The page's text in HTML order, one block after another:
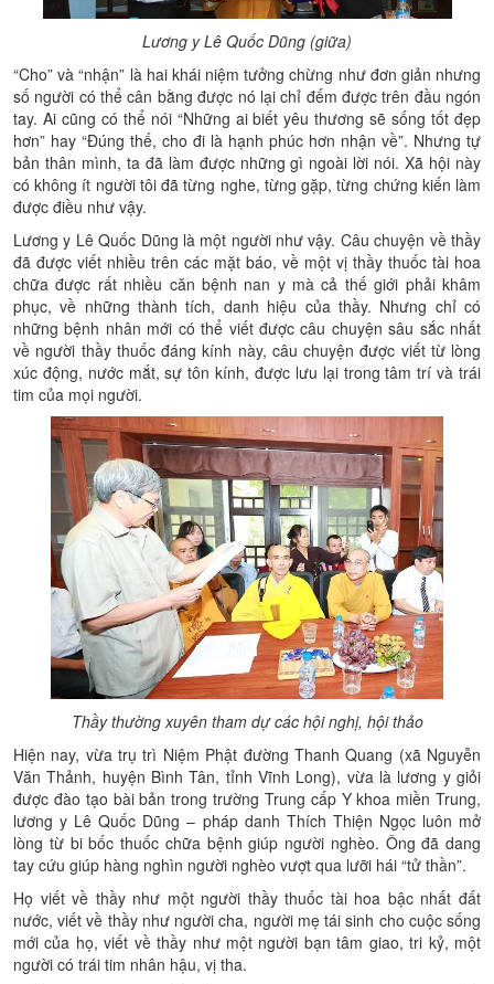
Lương y Lê Quốc Dũng (giữa)
“Cho” và “nhận” là hai khái niệm tưởng chừng như đơn giản nhưng
số người có thể cân bằng được nó lại chỉ đếm được trên đầu ngón
tay. Ai cũng có thể nói “Những ai biết yêu thương sẽ sống tốt đẹp
hơn” hay “Đúng thế, cho đi là hạnh phúc hơn nhận về”. Nhưng tự
bản thân mình, ta đã làm được những gì ngoài lời nói. Xã hội này
có không ít người tôi đã từng nghe, từng gặp, từng chứng kiến làm
được điều như vậy.
Lương y Lê Quốc Dũng là một người như vậy. Câu chuyện về thầy
đã được viết nhiều trên các mặt báo, về một vị thầy thuốc tài hoa
chữa được rất nhiều căn bệnh nan y mà cả thế giới phải khâm
phục, về những thành tích, danh hiệu của thầy. Nhưng chỉ có
những bệnh nhân mới có thể viết được câu chuyện sâu sắc nhất
về người thầy thuốc đáng kính này, câu chuyện được viết từ lòng
xúc động, nước mắt, sự tôn kính, được lưu lại trong tâm trí và trái
tim của mọi người.
Thầy thường xuyên tham dự các hội nghị, hội thảo
Hiện nay, vừa trụ trì Niệm Phật đường Thanh Quang (xã Nguyễn
Văn Thảnh, huyện Bình Tân, tỉnh Vĩnh Long), vừa là lương y giỏi
được đào tạo bài bản trong trường Trung cấp Y khoa miền Trung,
lương y Lê Quốc Dũng – pháp danh Thích Thiện Ngọc luôn mở
lòng từ bi bốc thuốc chữa bệnh giúp người nghèo. Ông đã dang
tay cứu giúp hàng nghìn người nghèo vượt qua lưỡi hái “tử thần”.
Họ viết về thầy như một người thầy thuốc tài hoa bậc nhất đất
nước, viết về thầy như người cha, người mẹ tái sinh cho cuộc sống
mới của họ, viết về thầy như một người bạn tâm giao, tri kỷ, một
người có trái tim nhân hậu, vị tha.